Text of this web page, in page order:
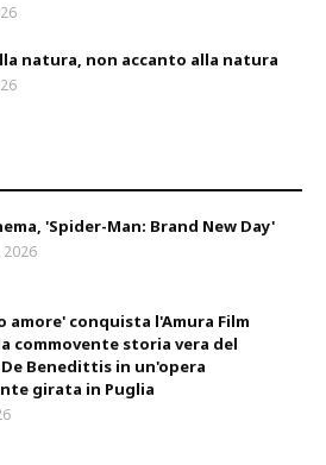
natura, non accanto alla natura
'Spider-Man: Brand New Day'
amore' conquista l'Amura Film
commovente storia vera del
Benedittis in un'opera
girata in Puglia